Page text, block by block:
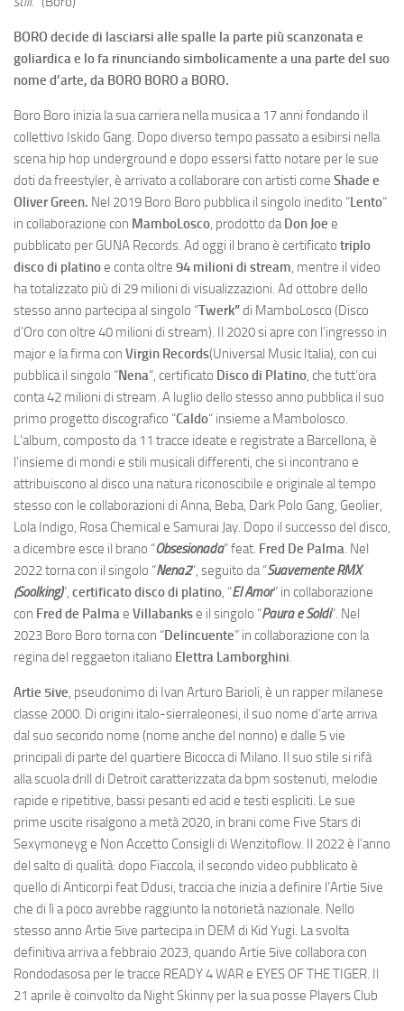
BORO decide di lasciarsi alle spalle la parte più scanzonata e
goliardica e lo fa rinunciando simbolicamente a una parte del suo
nome d’arte, da BORO BORO a BORO.
Boro Boro inizia la sua carriera nella musica a 17 anni fondando il
collettivo Iskido Gang. Dopo diverso tempo passato a esibirsi nella
scena hip hop underground e dopo essersi fatto notare per le sue
doti da freestyler, è arrivato a collaborare con artisti come Shade e
Oliver Green. Nel 2019 Boro Boro pubblica il singolo inedito “Lento“
in collaborazione con MamboLosco, prodotto daDon Joe e
pubblicato per GUNA Records. Ad oggi il brano è certificato triplo
disco di platinoe conta oltre 94 milioni di stream, mentre il video
ha totalizzato più di 29 milioni di visualizzazioni. Ad ottobre dello
stesso anno partecipa al singolo “Twerk”di MamboLosco (Disco
d’Oro con oltre 40 milioni di stream). Il 2020 si apre con l’ingresso in
major e la firma con Virgin Records(Universal Music Italia), con cui
pubblica il singolo “Nena“, certificato Disco di Platino, che tutt’ora
conta 42 milioni di stream. A luglio dello stesso anno pubblica il suo
primo progetto discografico “Caldo“ insieme a Mambolosco.
L’album, composto da 11 tracce ideate e registrate a Barcellona, è
l’insieme di mondi e stili musicali differenti, che si incontrano e
attribuiscono al disco una natura riconoscibile e originale al tempo
stesso con le collaborazioni di Anna, Beba, Dark Polo Gang, Geolier,
Lola Indigo, Rosa Chemical e Samurai Jay. Dopo il successo del disco,
a dicembre esce il brano “Obsesionada” feat. Fred De Palma. Nel
2022 torna con il singolo “Nena2“, seguito da “Suavemente RMX
(Soolking)“, certificato disco di platino, “El Amor” in collaborazione
con Fred de Palmae Villabankse il singolo “Paura e Soldi”. Nel
2023 Boro Boro torna con “Delincuente” in collaborazione con la
regina del reggaeton italiano Elettra Lamborghini.
Artie 5ive, pseudonimo di Ivan Arturo Barioli, è un rapper milanese
classe 2000. Di origini italo-sierraleonesi, il suo nome d’arte arriva
dal suo secondo nome (nome anche del nonno) e dalle 5 vie
principali di parte del quartiere Bicocca di Milano. Il suo stile si rifà
alla scuola drill di Detroit caratterizzata da bpm sostenuti, melodie
rapide e ripetitive, bassi pesanti ed acid e testi espliciti. Le sue
prime uscite risalgono a metà 2020, in brani come Five Stars di
Sexymoneyg e Non Accetto Consigli di Wenzitoflow. Il 2022 è l’anno
del salto di qualità: dopo Fiaccola, il secondo video pubblicato è
quello di Anticorpi feat Ddusi, traccia che inizia a definire l’Artie 5ive
che di lì a poco avrebbe raggiunto la notorietà nazionale. Nello
stesso anno Artie 5ive partecipa in DEM di Kid Yugi. La svolta
definitiva arriva a febbraio 2023, quando Artie 5ive collabora con
Rondodasosa per le tracce READY 4 WAR e EYES OF THE TIGER. Il
21 aprile è coinvolto da Night Skinny per la sua posse Players Club